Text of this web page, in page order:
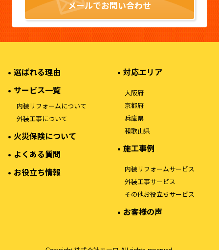
メールでお問い合わせ
選ばれる理由
サービス一覧
内装リフォームについて
外装工事について
火災保険について
よくある質問
お役立ち情報
対応エリア
大阪府
京都府
兵庫県
和歌山県
施工事例
内装リフォームサービス
外装工事サービス
その他お役立ちサービス
お客様の声